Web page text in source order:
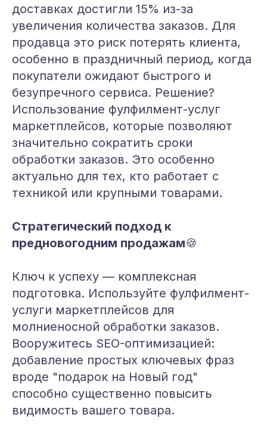
доставках достигли 15% из-за
увеличения количества заказов. Для
продавца это риск потерять клиента,
особенно в праздничный период, когда
покупатели ожидают быстрого и
безупречного сервиса. Решение?
Использование фулфилмент-услуг
маркетплейсов, которые позволяют
значительно сократить сроки
обработки заказов. Это особенно
актуально для тех, кто работает с
техникой или крупными товарами.
Стратегический подход к
предновогодним продажам🍪
Ключ к успеху — комплексная
подготовка. Используйте фулфилмент-
услуги маркетплейсов для
молниеносной обработки заказов.
Вооружитесь SEO-оптимизацией:
добавление простых ключевых фраз
вроде "подарок на Новый год"
способно существенно повысить
видимость вашего товара.